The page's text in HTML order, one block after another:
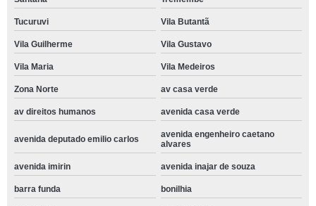
Tucuruvi Vila Butantã
Vila Guilherme Vila Gustavo
Vila Maria Vila Medeiros
Zona Norte av casa verde
av direitos humanos avenida casa verde
avenida deputado emilio carlos
avenida engenheiro caetano
alvares
avenida imirin avenida inajar de souza
barra funda bonilhia